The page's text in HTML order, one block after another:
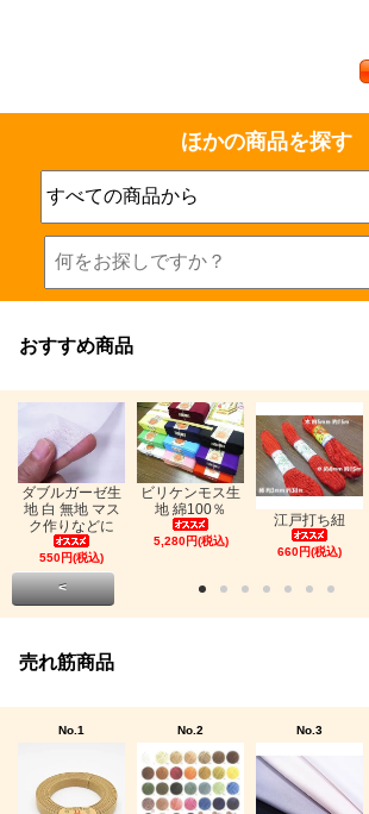
ほかの商品を探す
おすすめ商品
ダブルガーゼ生
地 白 無地 マス
ク作りなどに
550円(税込)
ビリケンモス生
地 綿100％
5,280円(税込)
江戸打ち紐
660円(税込)
<
売れ筋商品
No.1 No.2 No.3